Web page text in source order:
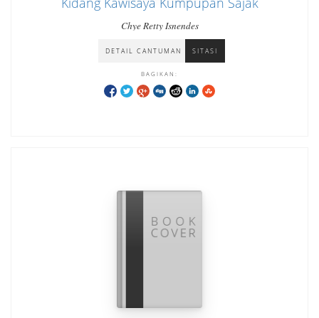
Chye Retty Isnendes
DETAIL CANTUMAN SITASI
BAGIKAN: